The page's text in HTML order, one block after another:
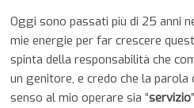
Oggi sono passati più di 25 anni
mie energie per far crescere
spinta della responsabilità che
un genitore, e credo che la parola
senso al mio operare sia “servizio